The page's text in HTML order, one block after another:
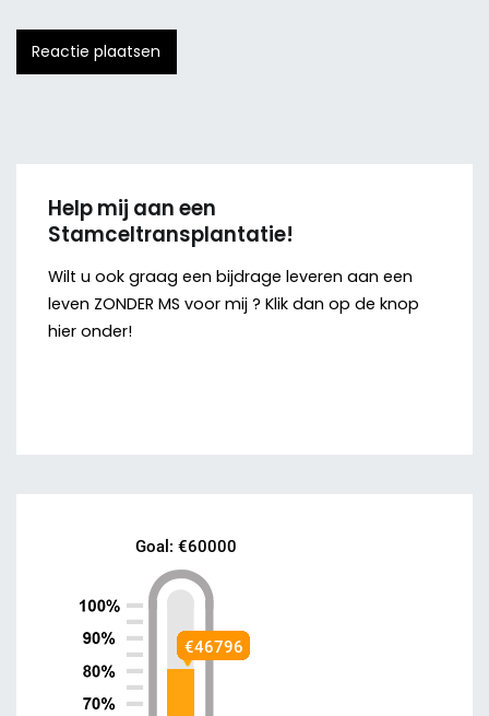
Help mij aan een
Stamceltransplantatie!
Wilt u ook graag een bijdrage leveren aan een
leven ZONDER MS voor mij ? Klik dan op de knop
hier onder!